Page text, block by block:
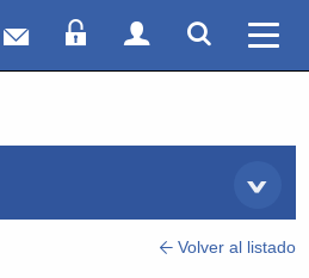
Correo webAcceso Socios
Acceso
Volver al listado